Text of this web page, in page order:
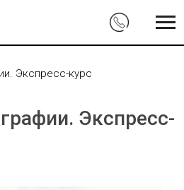
Экспресс-курс
Экспресс-